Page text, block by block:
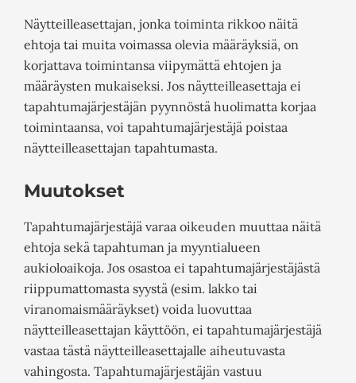
Näytteilleasettajan, jonka toiminta rikkoo näitä
ehtoja tai muita voimassa olevia määräyksiä, on
korjattava toimintansa viipymättä ehtojen ja
määräysten mukaiseksi. Jos näytteilleasettaja ei
tapahtumajärjestäjän pyynnöstä huolimatta korjaa
toimintaansa, voi tapahtumajärjestäjä poistaa
näytteilleasettajan tapahtumasta.
Muutokset
Tapahtumajärjestäjä varaa oikeuden muuttaa näitä
ehtoja sekä tapahtuman ja myyntialueen
aukioloaikoja. Jos osastoa ei tapahtumajärjestäjästä
riippumattomasta syystä (esim. lakko tai
viranomaismääräykset) voida luovuttaa
näytteilleasettajan käyttöön, ei tapahtumajärjestäjä
vastaa tästä näytteilleasettajalle aiheutuvasta
vahingosta. Tapahtumajärjestäjän vastuu